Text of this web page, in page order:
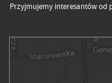
Przyjmujemy interesantów od